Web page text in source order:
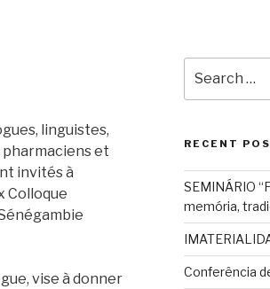
linguistes,
et
invités à
Colloque
vise à donner
for:
RECENT
SEMINÁRIO
memória,
Conferência